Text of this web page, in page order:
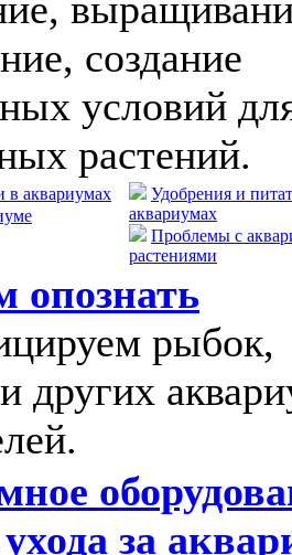
создание
условий
растений.
аквариумах
Удобрения и
аквариумах
Проблемы с
растениями
опознать
рыбок,
других
ухода за